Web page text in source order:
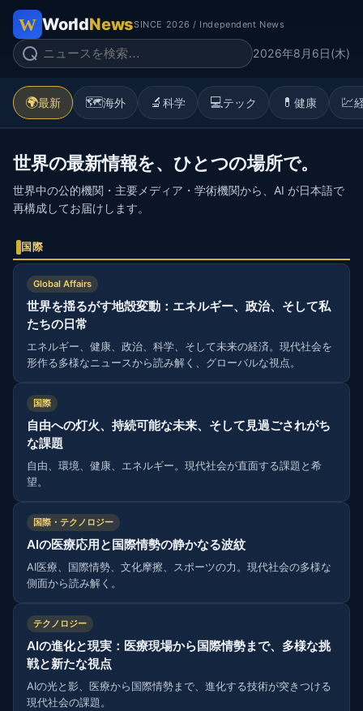
WorldNewsSINCE 2026 / Independent News
2026年8月6日(木)
🌍最新 🗺️海外 🔬 科学 💻テック 💊 健康 💹
世界の最新情報を、ひとつの場所で。
世界中の公的機関・主要メディア・学術機関から、AI が日本語で
再構成してお届けします。
国際
Global Affairs
世界を揺るがす地殻変動：エネルギー、政治、そして私
たちの日常
エネルギー、健康、政治、科学、そして未来の経済。現代社会を
形作る多様なニュースから読み解く、グローバルな視点。
国際
自由への灯火、持続可能な未来、そして見過ごされがち
な課題
自由、環境、健康、エネルギー。現代社会が直面する課題と希
望。
国際・テクノロジー
AIの医療応用と国際情勢の静かなる波紋
AI医療、国際情勢、文化摩擦、スポーツの力。現代社会の多様な
側面から読み解く。
テクノロジー
AIの進化と現実：医療現場から国際情勢まで、多様な挑
戦と新たな視点
AIの光と影、医療から国際情勢まで、進化する技術が突きつける
現代社会の課題。